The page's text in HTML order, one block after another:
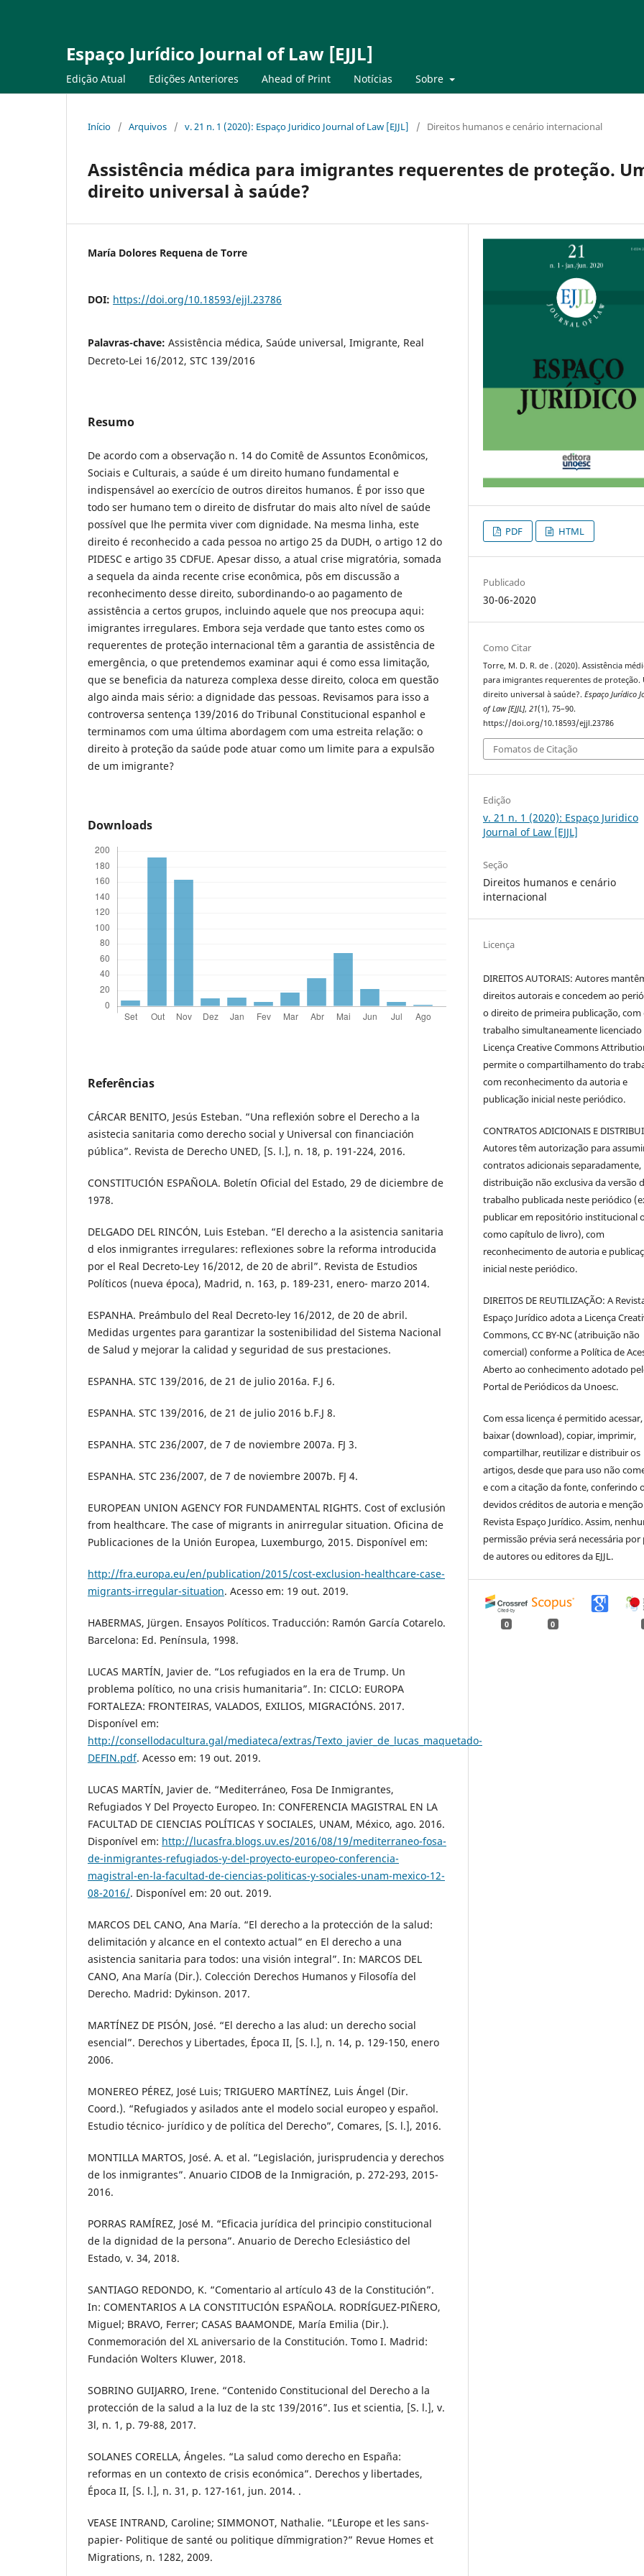
Espaço Jurídico Journal of Law [EJJL]
Edição Atual Edições Anteriores Ahead of Print Notícias Sobre
Início / Arquivos / v. 21 n. 1 (2020): Espaço Juridico Journal of Law [EJJL] / Direitos humanos e cenário internacional
Assistência médica para imigrantes requerentes de proteção.
direito universal à saúde?
María Dolores Requena de Torre
DOI: https://doi.org/10.18593/ejjl.23786
Palavras-chave: Assistência médica, Saúde universal, Imigrante, Real
Decreto-Lei 16/2012, STC 139/2016
Resumo
De acordo com a observação n. 14 do Comitê de Assuntos Econômicos,
Sociais e Culturais, a saúde é um direito humano fundamental e
indispensável ao exercício de outros direitos humanos. É por isso que
todo ser humano tem o direito de disfrutar do mais alto nível de saúde
possível que lhe permita viver com dignidade. Na mesma linha, este
direito é reconhecido a cada pessoa no artigo 25 da DUDH, o artigo 12 do
PIDESC e artigo 35 CDFUE. Apesar disso, a atual crise migratória, somada
a sequela da ainda recente crise econômica, pôs em discussão a
reconhecimento desse direito, subordinando-o ao pagamento de
assistência a certos grupos, incluindo aquele que nos preocupa aqui:
imigrantes irregulares. Embora seja verdade que tanto estes como os
requerentes de proteção internacional têm a garantia de assistência de
emergência, o que pretendemos examinar aqui é como essa limitação,
que se beneficia da natureza complexa desse direito, coloca em questão
algo ainda mais sério: a dignidade das pessoas. Revisamos para isso a
controversa sentença 139/2016 do Tribunal Constitucional espanhol e
terminamos com uma última abordagem com uma estreita relação: o
direito à proteção da saúde pode atuar como um limite para a expulsão
de um imigrante?
Downloads
Referências
CÁRCAR BENITO, Jesús Esteban. “Una reflexión sobre el Derecho a la
asistecia sanitaria como derecho social y Universal con financiación
pública”. Revista de Derecho UNED, [S. l.], n. 18, p. 191-224, 2016.
CONSTITUCIÓN ESPAÑOLA. Boletín Oficial del Estado, 29 de diciembre de
1978.
DELGADO DEL RINCÓN, Luis Esteban. “El derecho a la asistencia sanitaria
d elos inmigrantes irregulares: reflexiones sobre la reforma introducida
por el Real Decreto-Ley 16/2012, de 20 de abril”. Revista de Estudios
Políticos (nueva época), Madrid, n. 163, p. 189-231, enero- marzo 2014.
ESPANHA. Preámbulo del Real Decreto-ley 16/2012, de 20 de abril.
Medidas urgentes para garantizar la sostenibilidad del Sistema Nacional
de Salud y mejorar la calidad y seguridad de sus prestaciones.
ESPANHA. STC 139/2016, de 21 de julio 2016a. F.J 6.
ESPANHA. STC 139/2016, de 21 de julio 2016 b.F.J 8.
ESPANHA. STC 236/2007, de 7 de noviembre 2007a. FJ 3.
ESPANHA. STC 236/2007, de 7 de noviembre 2007b. FJ 4.
EUROPEAN UNION AGENCY FOR FUNDAMENTAL RIGHTS. Cost of exclusión
from healthcare. The case of migrants in anirregular situation. Oficina de
Publicaciones de la Unión Europea, Luxemburgo, 2015. Disponível em:
http://fra.europa.eu/en/publication/2015/cost-exclusion-healthcare-case-
migrants-irregular-situation. Acesso em: 19 out. 2019.
HABERMAS, Jürgen. Ensayos Políticos. Traducción: Ramón García Cotarelo.
Barcelona: Ed. Península, 1998.
LUCAS MARTÍN, Javier de. “Los refugiados en la era de Trump. Un
problema político, no una crisis humanitaria”. In: CICLO: EUROPA
FORTALEZA: FRONTEIRAS, VALADOS, EXILIOS, MIGRACIÓNS. 2017.
Disponível em:
http://consellodacultura.gal/mediateca/extras/Texto_javier_de_lucas_maquetado-
DEFIN.pdf. Acesso em: 19 out. 2019.
LUCAS MARTÍN, Javier de. “Mediterráneo, Fosa De Inmigrantes,
Refugiados Y Del Proyecto Europeo. In: CONFERENCIA MAGISTRAL EN LA
FACULTAD DE CIENCIAS POLÍTICAS Y SOCIALES, UNAM, México, ago. 2016.
Disponível em: http://lucasfra.blogs.uv.es/2016/08/19/mediterraneo-fosa-
de-inmigrantes-refugiados-y-del-proyecto-europeo-conferencia-
magistral-en-la-facultad-de-ciencias-politicas-y-sociales-unam-mexico-12-
08-2016/. Disponível em: 20 out. 2019.
MARCOS DEL CANO, Ana María. “El derecho a la protección de la salud:
delimitación y alcance en el contexto actual” en El derecho a una
asistencia sanitaria para todos: una visión integral”. In: MARCOS DEL
CANO, Ana María (Dir.). Colección Derechos Humanos y Filosofía del
Derecho. Madrid: Dykinson. 2017.
MARTÍNEZ DE PISÓN, José. “El derecho a las alud: un derecho social
esencial”. Derechos y Libertades, Época II, [S. l.], n. 14, p. 129-150, enero
2006.
MONEREO PÉREZ, José Luis; TRIGUERO MARTÍNEZ, Luis Ángel (Dir.
Coord.). “Refugiados y asilados ante el modelo social europeo y español.
Estudio técnico- jurídico y de política del Derecho”, Comares, [S. l.], 2016.
MONTILLA MARTOS, José. A. et al. “Legislación, jurisprudencia y derechos
de los inmigrantes”. Anuario CIDOB de la Inmigración, p. 272-293, 2015-
2016.
PORRAS RAMÍREZ, José M. “Eficacia jurídica del principio constitucional
de la dignidad de la persona”. Anuario de Derecho Eclesiástico del
Estado, v. 34, 2018.
SANTIAGO REDONDO, K. “Comentario al artículo 43 de la Constitución”.
In: COMENTARIOS A LA CONSTITUCIÓN ESPAÑOLA. RODRÍGUEZ-PIÑERO,
Miguel; BRAVO, Ferrer; CASAS BAAMONDE, María Emilia (Dir.).
Conmemoración del XL aniversario de la Constitución. Tomo I. Madrid:
Fundación Wolters Kluwer, 2018.
SOBRINO GUIJARRO, Irene. “Contenido Constitucional del Derecho a la
protección de la salud a la luz de la stc 139/2016”. Ius et scientia, [S. l.], v.
3l, n. 1, p. 79-88, 2017.
SOLANES CORELLA, Ángeles. “La salud como derecho en España:
reformas en un contexto de crisis económica”. Derechos y libertades,
Época II, [S. l.], n. 31, p. 127-161, jun. 2014. .
VEASE INTRAND, Caroline; SIMMONOT, Nathalie. “L´Europe et les sans-
papier- Politique de santé ou politique d´immigration?” Revue Homes et
Migrations, n. 1282, 2009.
PDF HTML
Publicado
30-06-2020
Como Citar
Torre, M. D. R. de . (2020). Assistência
para imigrantes requerentes de proteção.
direito universal à saúde?.Espaço Jurídico
of Law [EJJL],21(1), 75–90.
https://doi.org/10.18593/ejjl.23786
Fomatos de Citação
Edição
v. 21 n. 1 (2020): Espaço Juridico
Journal of Law [EJJL]
Seção
Direitos humanos e cenário
internacional
Licença
DIREITOS AUTORAIS: Autores
direitos autorais e concedem ao
o direito de primeira publicação, com
trabalho simultaneamente licenciado
Licença Creative Commons
permite o compartilhamento do
com reconhecimento da autoria e
publicação inicial neste periódico.
CONTRATOS ADICIONAIS E
Autores têm autorização para
contratos adicionais separadamente,
distribuição não exclusiva da versão
trabalho publicada neste periódico
publicar em repositório institucional
como capítulo de livro), com
reconhecimento de autoria e
inicial neste periódico.
DIREITOS DE REUTILIZAÇÃO: A
Espaço Jurídico adota a Licença
Commons, CC BY-NC (atribuição não
comercial) conforme a Política de
Aberto ao conhecimento adotado
Portal de Periódicos da Unoesc.
Com essa licença é permitido acessar,
baixar (download), copiar, imprimir,
compartilhar, reutilizar e distribuir os
artigos, desde que para uso não
e com a citação da fonte, conferindo
devidos créditos de autoria e
Revista Espaço Jurídico. Assim,
permissão prévia será necessária por
de autores ou editores da EJJL.
0 0